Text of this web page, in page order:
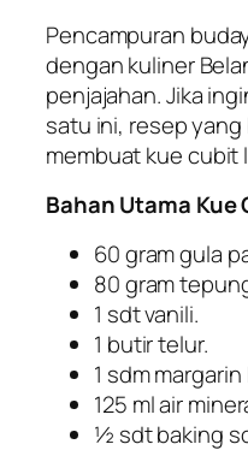
Pencampuran
dengan kuliner
penjajahan. Jika
satu ini, resep
membuat kue cubit
Bahan Utama Kue
60 gram gula
80 gram
1 sdt vanili.
1 butir telur.
1 sdm
125 ml air
½ sdt baking